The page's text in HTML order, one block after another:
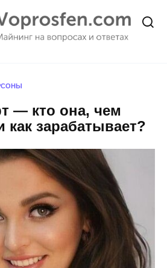
— кто она, чем
как зарабатывает?